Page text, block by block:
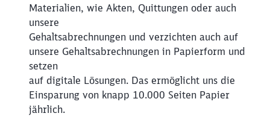
Materialien, wie Akten, Quittungen oder auch
unsere
Gehaltsabrechnungen und verzichten auch auf
unsere Gehaltsabrechnungen in Papierform und
setzen
auf digitale Lösungen. Das ermöglicht uns die
Einsparung von knapp 10.000 Seiten Papier
jährlich.